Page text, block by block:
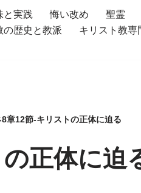
と実践 悔い改め 聖霊
の歴史と教派 キリスト教専
8章12節-キリストの正体に迫る
正体に迫